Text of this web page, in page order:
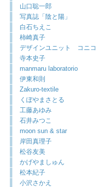
山口聡一郎
写真誌「陰と陽」
白石ちえこ
柿崎真子
デザインユニット コニコ
寺本史子
manmaru laboratorio
伊東和則
Zakuro-textile
くぼやまさとる
工藤あゆみ
石井みつこ
moon sun & star
岸田真理子
松谷友美
かげやましゅん
松本紀子
小沢さかえ